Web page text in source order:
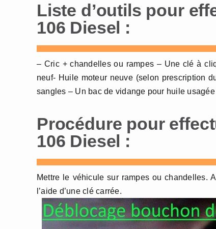
Liste d’outils pour
106 Diesel :
– Cric + chandelles ou rampes – Une clé à
neuf- Huile moteur neuve (selon prescription
sangles – Un bac de vidange pour huile
Procédure pour
106 Diesel :
Mettre le véhicule sur rampes ou chandelles.
l’aide d’une clé carrée.